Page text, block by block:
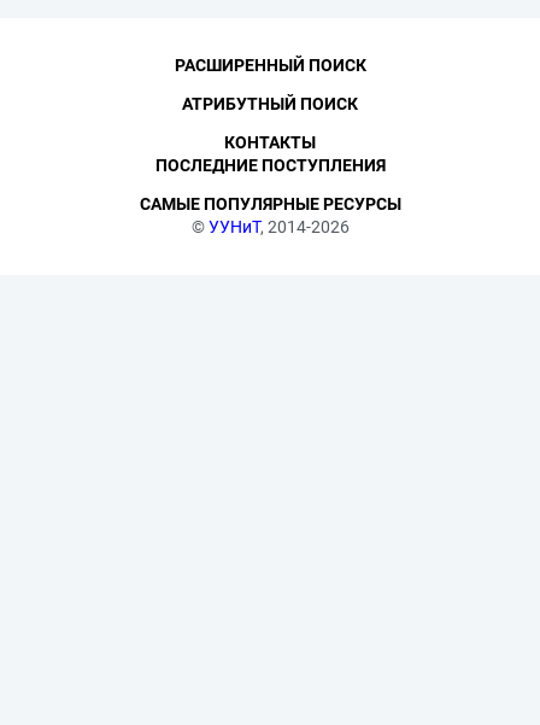
©УУНиТ, 2014-2026
РАСШИРЕННЫЙ ПОИСК
АТРИБУТНЫЙ ПОИСК
КОНТАКТЫ
ПОСЛЕДНИЕ ПОСТУПЛЕНИЯ
САМЫЕ ПОПУЛЯРНЫЕ РЕСУРСЫ